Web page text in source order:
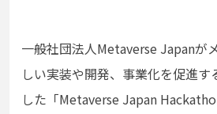
一般社団法人Metaverse Japanが
しい実装や開発、事業化を促進
した「Metaverse Japan